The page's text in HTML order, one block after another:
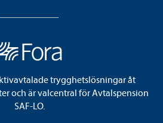
trygghetslösningar åt
och är valcentral för Avtalspension
SAF-LO.